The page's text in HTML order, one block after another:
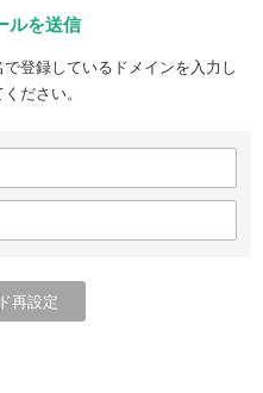
ルを送信
登録しているドメインを入力し
ださい。